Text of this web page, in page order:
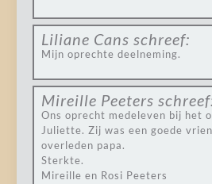
Liliane Cans schreef:
Mijn oprechte deelneming.
Mireille Peeters
Ons oprecht medeleven bij het
Juliette. Zij was een goede
overleden papa.
Sterkte.
Mireille en Rosi Peeters